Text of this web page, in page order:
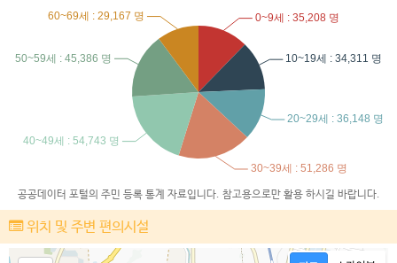
공공데이터 포털의 주민 등록 통계 자료입니다. 참고용으로만 활용 하시길 바랍니다.
위치 및 주변 편의시설